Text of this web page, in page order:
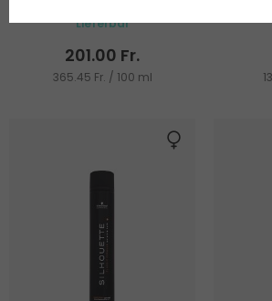
Lieferbar
201.00 Fr.
365.45 Fr. / 100 ml